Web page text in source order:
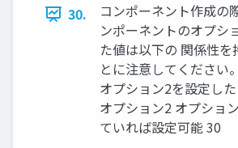
30.
コンポーネント作成の
ンポーネントのオプシ
た値は以下の 関係性を
とに注意してください
オプション2を設定し
オプション2 オプショ
ていれば設定可能 30